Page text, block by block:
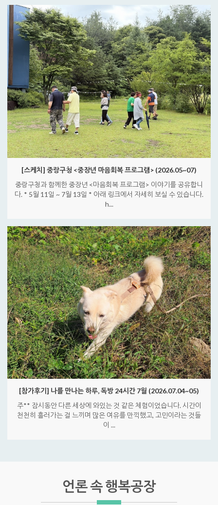
[스케치] 중랑구청 <중장년 마음회복 프로그램> (2026.05~07)
중랑구청과 함께한 중장년 <마음회복 프로그램> 이야기를 공유합니
다. * 5월 11일 ~ 7월 13일 * 아래 링크에서 자세히 보실 수 있습니다.
h...
[참가후기] 나를 만나는 하루, 독방 24시간 7월 (2026.07.04~05)
주** 잠시동안 다른 세상에 와있는 것 같은 체험이었습니다. 시간이
천천히 흘러가는 걸 느끼며 많은 여유를 만끽했고, 고민이라는 것들
이 ...
언론 속 행복공장